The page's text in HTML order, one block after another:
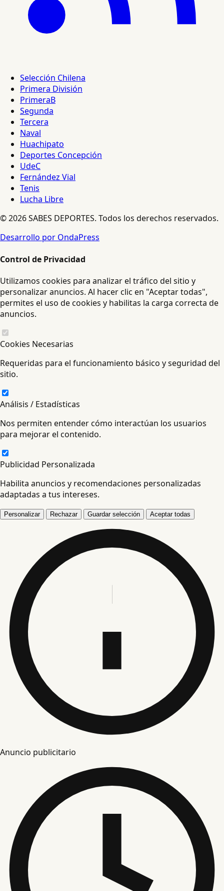
Selección Chilena
Primera División
PrimeraB
Segunda
Tercera
Naval
Huachipato
Deportes Concepción
UdeC
Fernández Vial
Tenis
Lucha Libre
© 2026 SABES DEPORTES. Todos los derechos reservados.
Desarrollo por OndaPress
Control de Privacidad
Utilizamos cookies para analizar el tráfico del sitio y
personalizar anuncios. Al hacer clic en "Aceptar todas",
permites el uso de cookies y habilitas la carga correcta de
anuncios.
Cookies Necesarias
Requeridas para el funcionamiento básico y seguridad del
sitio.
Análisis / Estadísticas
Nos permiten entender cómo interactúan los usuarios
para mejorar el contenido.
Publicidad Personalizada
Habilita anuncios y recomendaciones personalizadas
adaptadas a tus intereses.
Personalizar Rechazar Guardar selección Aceptar todas
Anuncio publicitario